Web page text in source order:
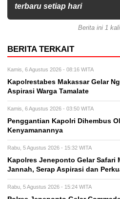
terbaru setiap hari
Berita ini 1
BERITA TERKAIT
Kamis, 6 Agustus 2026 - 08:16 WITA
Kapolrestabes Makassar Gelar
Aspirasi Warga Tamalate
Kamis, 6 Agustus 2026 - 03:50 WITA
Penggantian Kapolri Dihembus
Kenyamanannya
Rabu, 5 Agustus 2026 - 15:32 WITA
Kapolres Jeneponto Gelar Safari
Jannah, Serap Aspirasi dan
Rabu, 5 Agustus 2026 - 15:24 WITA